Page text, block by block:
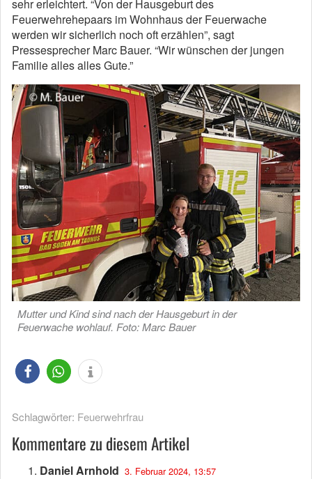
sehr erleichtert. “Von der Hausgeburt des
Feuerwehrehepaars im Wohnhaus der Feuerwache
werden wir sicherlich noch oft erzählen”, sagt
Pressesprecher Marc Bauer. “Wir wünschen der jungen
Familie alles alles Gute.”
Mutter und Kind sind nach der Hausgeburt in der
Feuerwache wohlauf. Foto: Marc Bauer
Schlagwörter: Feuerwehrfrau
Kommentare zu diesem Artikel
Daniel Arnhold 3. Februar 2024, 13:57